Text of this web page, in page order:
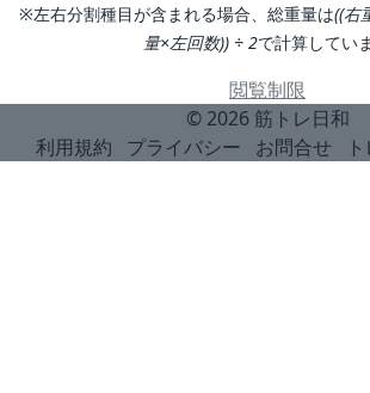
※左右分割種目が含まれる場合、総重量は((右
量×左回数)) ÷ 2で計算してい
閲覧制限
© 2026 筋トレ日和
利用規約
プライバシー お問合せ